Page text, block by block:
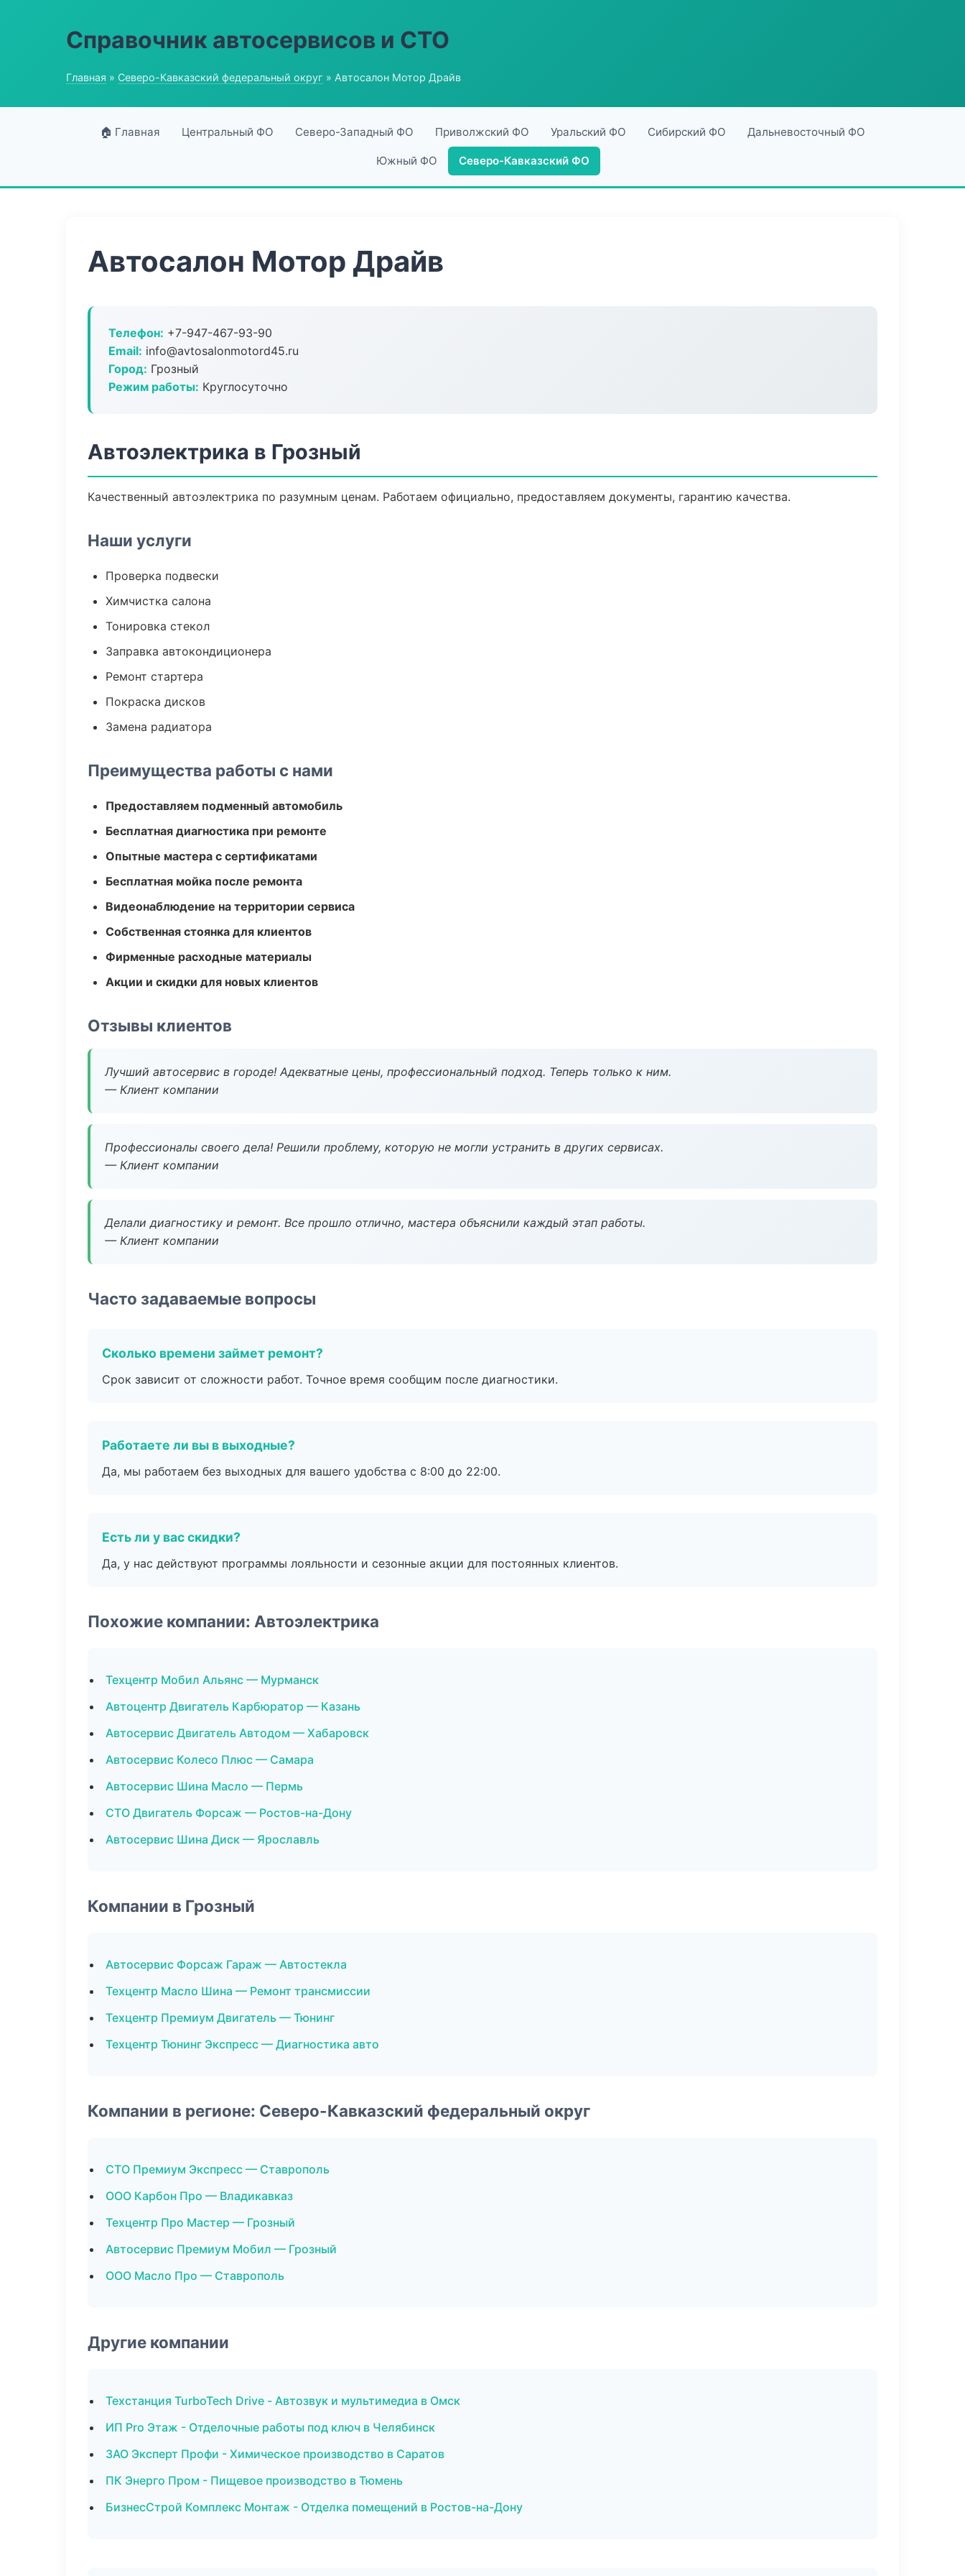
Справочник автосервисов и СТО
Главная » Северо-Кавказский федеральный округ » Автосалон Мотор Драйв
🏠 Главная Центральный ФО Северо-Западный ФО Приволжский ФО Уральский ФО Сибирский ФО Дальневосточный ФО
Южный ФО Северо-Кавказский ФО
Автосалон Мотор Драйв
Телефон: +7-947-467-93-90
Email: info@avtosalonmotord45.ru
Город: Грозный
Режим работы: Круглосуточно
Автоэлектрика в Грозный
Качественный автоэлектрика по разумным ценам. Работаем официально, предоставляем документы, гарантию качества.
Наши услуги
Проверка подвески
Химчистка салона
Тонировка стекол
Заправка автокондиционера
Ремонт стартера
Покраска дисков
Замена радиатора
Преимущества работы с нами
Предоставляем подменный автомобиль
Бесплатная диагностика при ремонте
Опытные мастера с сертификатами
Бесплатная мойка после ремонта
Видеонаблюдение на территории сервиса
Собственная стоянка для клиентов
Фирменные расходные материалы
Акции и скидки для новых клиентов
Отзывы клиентов
Лучший автосервис в городе! Адекватные цены, профессиональный подход. Теперь только к ним.
— Клиент компании
Профессионалы своего дела! Решили проблему, которую не могли устранить в других сервисах.
— Клиент компании
Делали диагностику и ремонт. Все прошло отлично, мастера объяснили каждый этап работы.
— Клиент компании
Часто задаваемые вопросы
Сколько времени займет ремонт?
Срок зависит от сложности работ. Точное время сообщим после диагностики.
Работаете ли вы в выходные?
Да, мы работаем без выходных для вашего удобства с 8:00 до 22:00.
Есть ли у вас скидки?
Да, у нас действуют программы лояльности и сезонные акции для постоянных клиентов.
Похожие компании: Автоэлектрика
Техцентр Мобил Альянс — Мурманск
Автоцентр Двигатель Карбюратор — Казань
Автосервис Двигатель Автодом — Хабаровск
Автосервис Колесо Плюс — Самара
Автосервис Шина Масло — Пермь
СТО Двигатель Форсаж — Ростов-на-Дону
Автосервис Шина Диск — Ярославль
Компании в Грозный
Автосервис Форсаж Гараж — Автостекла
Техцентр Масло Шина — Ремонт трансмиссии
Техцентр Премиум Двигатель — Тюнинг
Техцентр Тюнинг Экспресс — Диагностика авто
Компании в регионе: Северо-Кавказский федеральный округ
СТО Премиум Экспресс — Ставрополь
ООО Карбон Про — Владикавказ
Техцентр Про Мастер — Грозный
Автосервис Премиум Мобил — Грозный
ООО Масло Про — Ставрополь
Другие компании
Техстанция TurboTech Drive - Автозвук и мультимедиа в Омск
ИП Pro Этаж - Отделочные работы под ключ в Челябинск
ЗАО Эксперт Профи - Химическое производство в Саратов
ПК Энерго Пром - Пищевое производство в Тюмень
БизнесСтрой Комплекс Монтаж - Отделка помещений в Ростов-на-Дону